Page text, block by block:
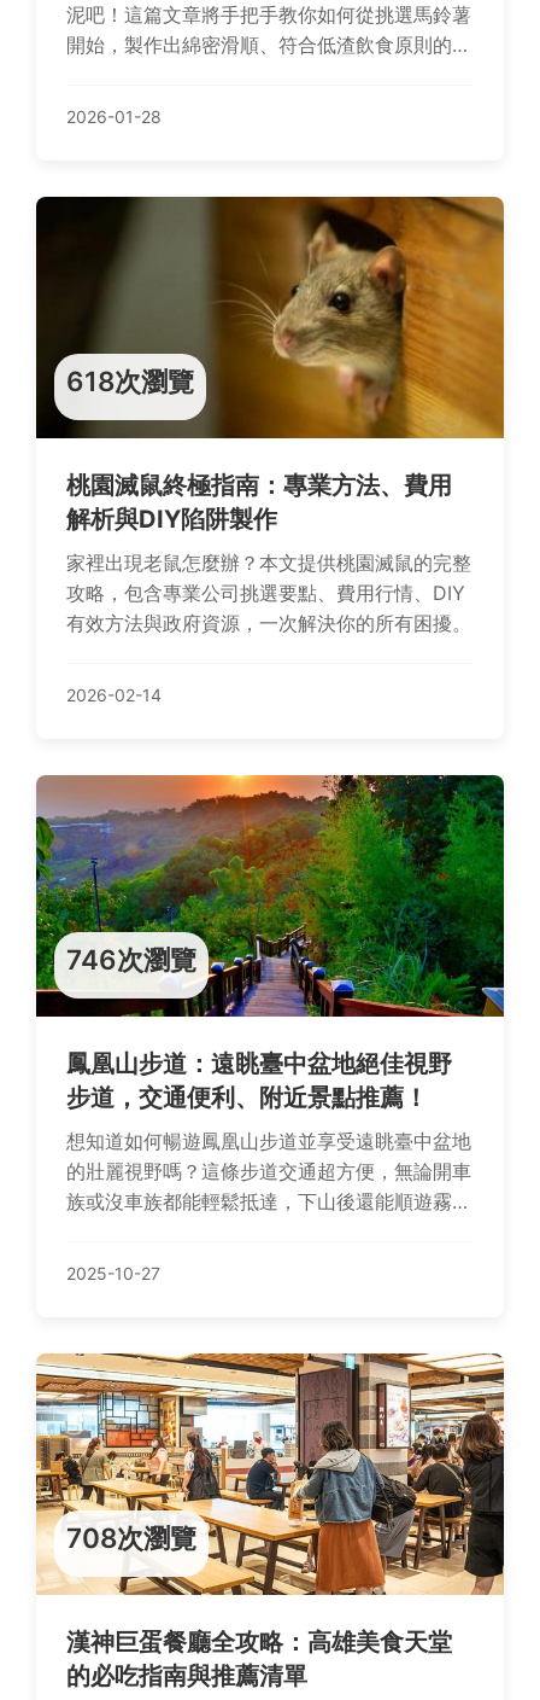
泥吧！這篇文章將手把手教你如何從挑選馬鈴薯
開始，製作出綿密滑順、符合低渣飲食原則的馬
道準備期也能吃得安心又滿足。
2026-01-28
618次瀏覽
桃園滅鼠終極指南：專業方法、費用
解析與DIY陷阱製作
家裡出現老鼠怎麼辦？本文提供桃園滅鼠的完整
攻略，包含專業公司挑選要點、費用行情、DIY
有效方法與政府資源，一次解決你的所有困擾。
2026-02-14
746次瀏覽
鳳凰山步道：遠眺臺中盆地絕佳視野
步道，交通便利、附近景點推薦！
想知道如何暢遊鳳凰山步道並享受遠眺臺中盆地
的壯麗視野嗎？這條步道交通超方便，無論開車
族或沒車族都能輕鬆抵達，下山後還能順遊霧峰
美食、體驗文化樂趣。別忘了留意注意事項和小
2025-10-27
708次瀏覽
漢神巨蛋餐廳全攻略：高雄美食天堂
的必吃指南與推薦清單